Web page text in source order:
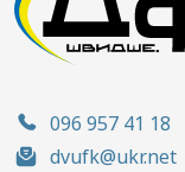
096 957 41 18
dvufk@ukr.net